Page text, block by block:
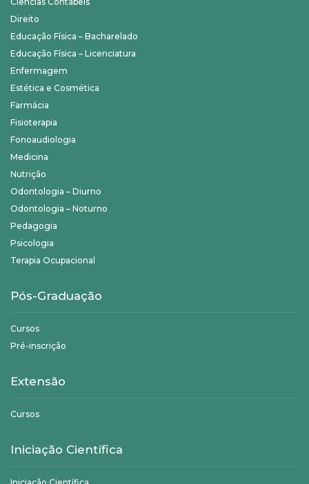
Direito
Educação Física – Bacharelado
Educação Física – Licenciatura
Enfermagem
Estética e Cosmética
Farmácia
Fisioterapia
Fonoaudiologia
Medicina
Nutrição
Odontologia – Diurno
Odontologia – Noturno
Pedagogia
Psicologia
Terapia Ocupacional
Pós-Graduação
Cursos
Pré-inscrição
Extensão
Cursos
Iniciação Científica